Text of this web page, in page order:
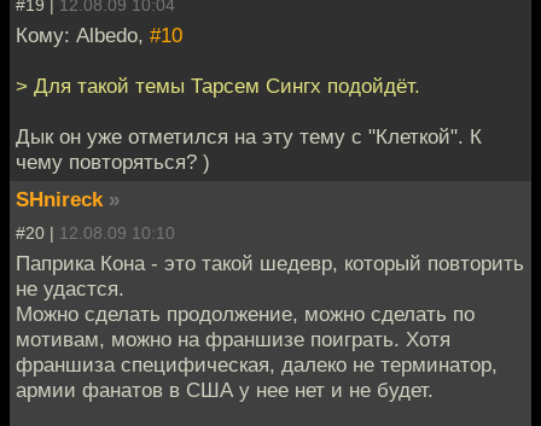
#19 | 12.08.09 10:04
Кому: Albedo, #10
> Для такой темы Тарсем Сингх подойдёт.
Дык он уже отметился на эту тему с "Клеткой". К
чему повторяться? )
SHnireck »
#20 | 12.08.09 10:10
Паприка Кона - это такой шедевр, который повторить
не удастся.
Можно сделать продолжение, можно сделать по
мотивам, можно на франшизе поиграть. Хотя
франшиза специфическая, далеко не терминатор,
армии фанатов в США у нее нет и не будет.